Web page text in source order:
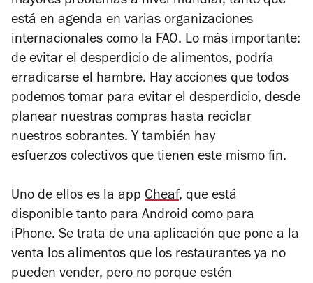
está en agenda en varias organizaciones
internacionales como la FAO. Lo más importante:
de evitar el desperdicio de alimentos, podría
erradicarse el hambre. Hay acciones que todos
podemos tomar para evitar el desperdicio, desde
planear nuestras compras hasta reciclar
nuestros sobrantes. Y también hay
esfuerzos colectivos que tienen este mismo fin.
Uno de ellos es la app Cheaf, que está
disponible tanto para Android como para
iPhone. Se trata de una aplicación que pone a la
venta los alimentos que los restaurantes ya no
pueden vender, pero no porque estén